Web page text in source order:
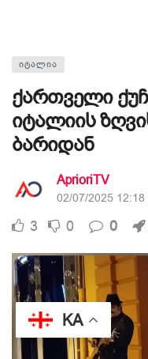
ᲘᲢᲐᲚᲘᲐ
ქართველი
იტალიის
ბარიდან
AprioriTV
02/07/2025 12:18
3 0 0
KA